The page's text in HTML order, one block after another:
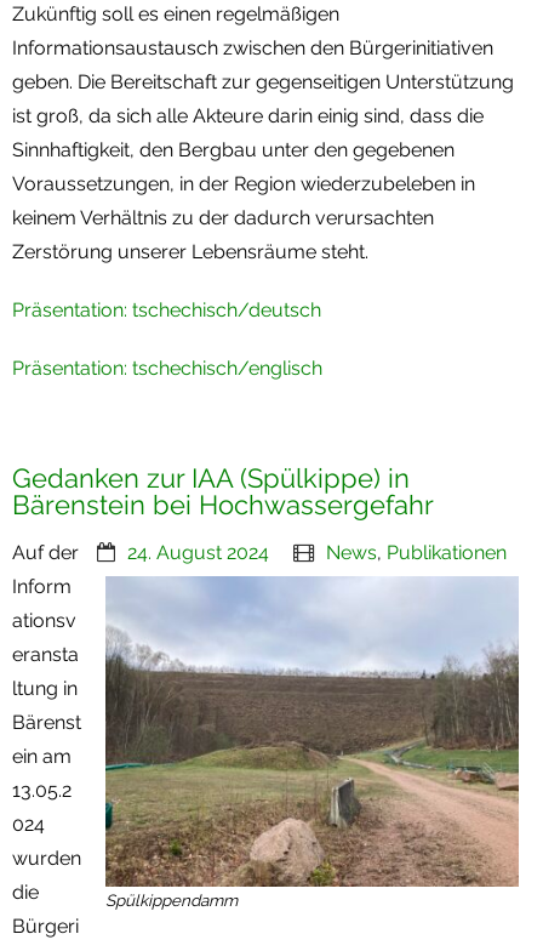
Zukünftig soll es einen regelmäßigen
Informationsaustausch zwischen den Bürgerinitiativen
geben. Die Bereitschaft zur gegenseitigen Unterstützung
ist groß, da sich alle Akteure darin einig sind, dass die
Sinnhaftigkeit, den Bergbau unter den gegebenen
Voraussetzungen, in der Region wiederzubeleben in
keinem Verhältnis zu der dadurch verursachten
Zerstörung unserer Lebensräume steht.
Präsentation: tschechisch/deutsch
Präsentation: tschechisch/englisch
Gedanken zur IAA (Spülkippe) in
Bärenstein bei Hochwassergefahr
24. August 2024 News, Publikationen
Spülkippendamm
Auf der
Inform
ationsv
eransta
ltung in
Bärenst
ein am
13.05.2
024
wurden
die
Bürgeri